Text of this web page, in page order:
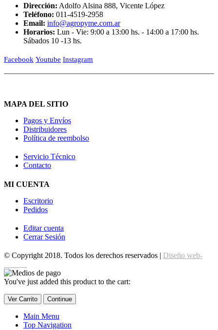
Dirección: Adolfo Alsina 888, Vicente López
Teléfono: 011-4519-2958
Email: info@agropyme.com.ar
Horarios: Lun - Vie: 9:00 a 13:00 hs. - 14:00 a 17:00 hs.
Sábados 10 -13 hs.
Facebook Youtube Instagram
MAPA DEL SITIO
Pagos y Envíos
Distribuidores
Política de reembolso
Servicio Técnico
Contacto
MI CUENTA
Escritorio
Pedidos
Editar cuenta
Cerrar Sesión
© Copyright 2018. Todos los derechos reservados | Diseño web-
You've just added this product to the cart:
Ver Carrito Continue
Main Menu
Top Navigation